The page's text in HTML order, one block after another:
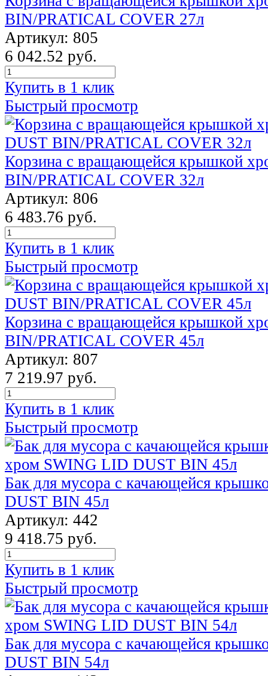
BIN/PRATICAL COVER 27л
Артикул: 805
6 042.52 руб.
Купить в 1 клик
Быстрый просмотр
Корзина с вращающейся крышкой
BIN/PRATICAL COVER 32л
Артикул: 806
6 483.76 руб.
Купить в 1 клик
Быстрый просмотр
Корзина с вращающейся крышкой
BIN/PRATICAL COVER 45л
Артикул: 807
7 219.97 руб.
Купить в 1 клик
Быстрый просмотр
Бак для мусора с качающейся
DUST BIN 45л
Артикул: 442
9 418.75 руб.
Купить в 1 клик
Быстрый просмотр
Бак для мусора с качающейся
DUST BIN 54л